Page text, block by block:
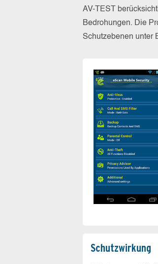
AV-TEST
Bedrohungen. Die
Schutzebenen unter
Schutz­wirkung